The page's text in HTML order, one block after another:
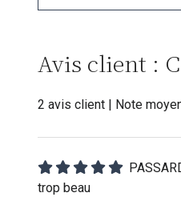
Avis client :
2 avis client | Note
trop beau